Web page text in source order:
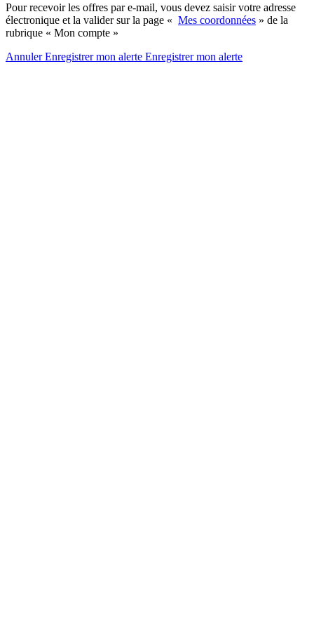
Pour recevoir les offres par e-mail, vous devez saisir votre adresse
électronique et la valider sur la page « Mes coordonnées » de la
rubrique « Mon compte »
AnnulerEnregistrer mon alerte Enregistrermon alerte